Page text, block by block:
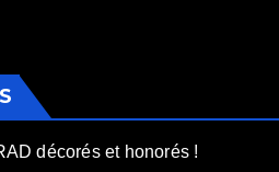
décorés et honorés !